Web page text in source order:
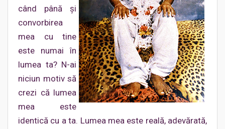
când până şi
convorbirea
mea cu tine
este numai în
lumea ta? N-ai
niciun motiv să
crezi că lumea
mea este
identică cu a ta. Lumea mea este reală, adevărată,